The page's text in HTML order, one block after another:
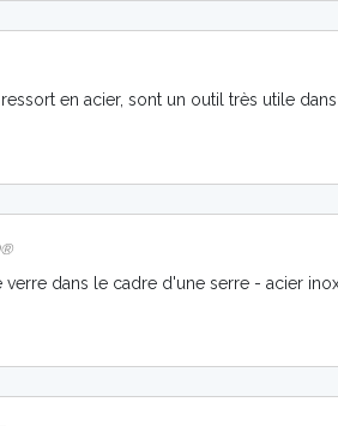
en acier, sont un outil très utile
dans le cadre d'une serre - acier